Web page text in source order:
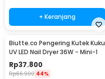
+ Keranjang
Biutte.co Pengering Kutek Kuku
UV LED Nail Dryer 36W - Mini-1
Rp37.800
Rp66.900 44%